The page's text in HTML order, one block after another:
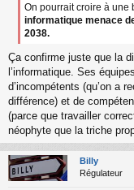
e
n
l
u
On pourrait croire à une
informatique menace
2038.
Ça confirme juste que la
l’informatique. Ses
d’incompétents (qu’on a
différence) et de
(parce que travailler
néophyte que la triche
Billy
Régulateur